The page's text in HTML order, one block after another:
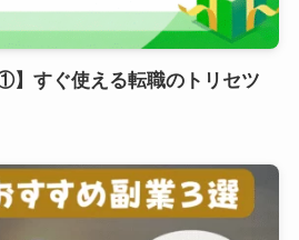
】すぐ使える転職のトリセツ